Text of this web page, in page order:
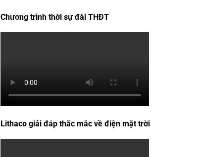
Chương trình thời sự đài THĐT
Lithaco giải đáp thắc mắc về điện mặt trời